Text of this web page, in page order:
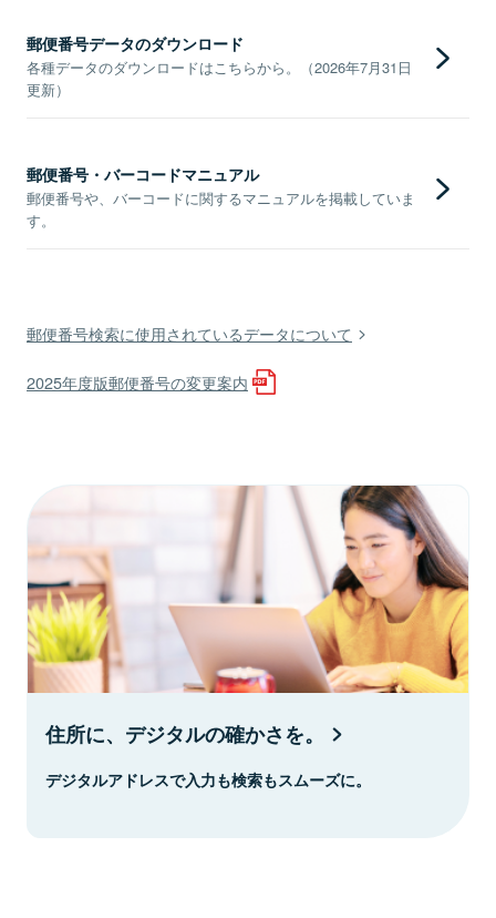
郵便番号データのダウンロード
各種データのダウンロードはこちらから。（2026年7月31日
更新）
郵便番号・バーコードマニュアル
郵便番号や、バーコードに関するマニュアルを掲載していま
す。
郵便番号検索に使用されているデータについて
2025年度版郵便番号の変更案内
住所に、デジタルの確かさを。
デジタルアドレスで入力も検索もスムーズに。